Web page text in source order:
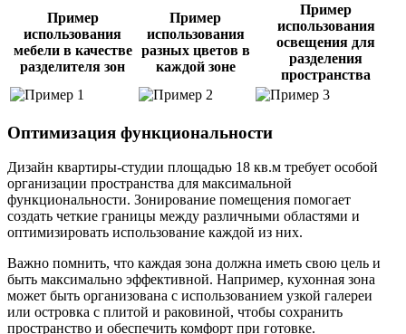
Пример
использования
мебели в качестве
разделителя зон
Пример
использования
разных цветов в
каждой зоне
Пример
использования
освещения для
разделения
пространства
Оптимизация функциональности
Дизайн квартиры-студии площадью 18 кв.м требует особой
организации пространства для максимальной
функциональности. Зонирование помещения помогает
создать четкие границы между различными областями и
оптимизировать использование каждой из них.
Важно помнить, что каждая зона должна иметь свою цель и
быть максимально эффективной. Например, кухонная зона
может быть организована с использованием узкой галереи
или островка с плитой и раковиной, чтобы сохранить
пространство и обеспечить комфорт при готовке.